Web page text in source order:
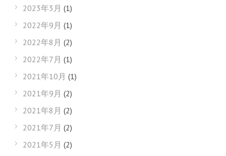
2023年3月 (1)
2022年9月 (1)
2022年8月 (2)
2022年7月 (1)
2021年10月 (1)
2021年9月 (2)
2021年8月 (2)
2021年7月 (2)
2021年5月 (2)